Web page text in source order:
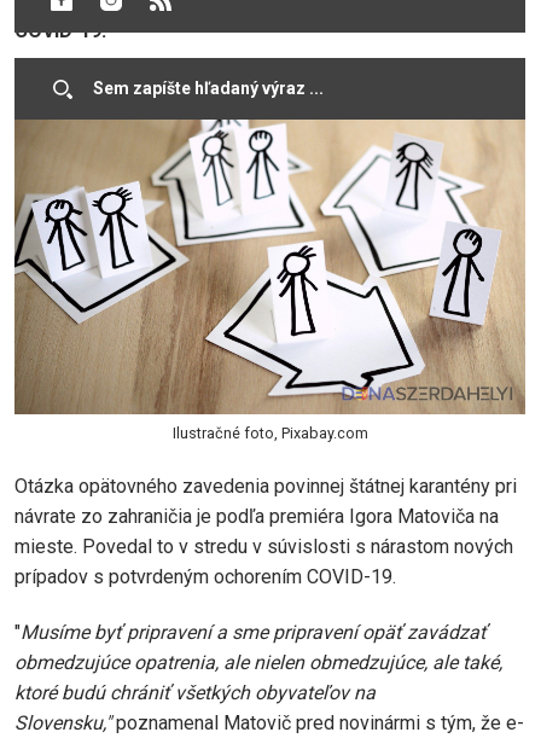
COVID-19.
Ilustračné foto, Pixabay.com
Otázka opätovného zavedenia povinnej štátnej karantény pri
návrate zo zahraničia je podľa premiéra Igora Matoviča na
mieste. Povedal to v stredu v súvislosti s nárastom nových
prípadov s potvrdeným ochorením COVID-19.
"Musíme byť pripravení a sme pripravení opäť zavádzať
obmedzujúce opatrenia, ale nielen obmedzujúce, ale také,
ktoré budú chrániť všetkých obyvateľov na
Slovensku,"poznamenal Matovič pred novinármi s tým, že e-